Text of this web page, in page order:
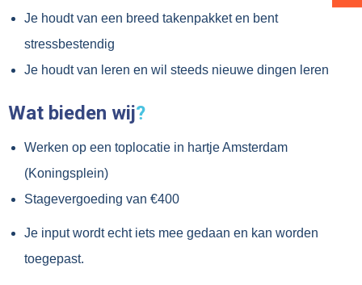
Je houdt van een breed takenpakket en bent
stressbestendig
Je houdt van leren en wil steeds nieuwe dingen leren
Wat bieden wij?
Werken op een toplocatie in hartje Amsterdam
(Koningsplein)
Stagevergoeding van €400
Je input wordt echt iets mee gedaan en kan worden
toegepast.